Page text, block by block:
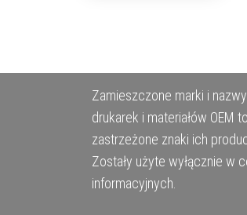
Zamieszczone marki i nazwy
drukarek i materiałów OEM to
zastrzeżone znaki ich
Zostały użyte wyłącznie w
informacyjnych.